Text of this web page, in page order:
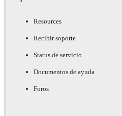
Resources
Recibir soporte
Status de servicio
Documentos de ayuda
Foros